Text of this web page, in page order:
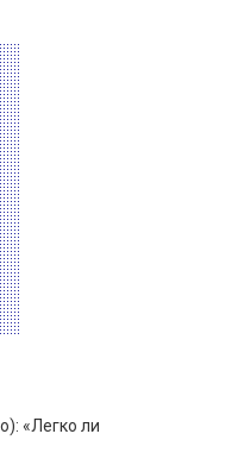
«Легко ли